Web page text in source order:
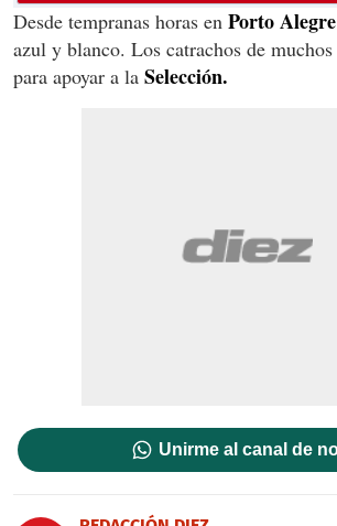
Desde tempranas horas en Porto Alegre
azul y blanco. Los catrachos de
para apoyar a la Selección.
Unirme al canal de